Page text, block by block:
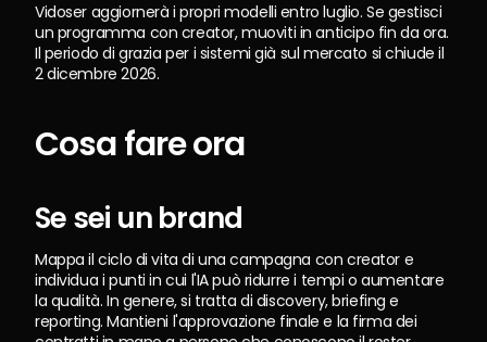
Vidoser aggiornerà i propri modelli entro luglio. Se gestisci
un programma con creator, muoviti in anticipo fin da ora.
Il periodo di grazia per i sistemi già sul mercato si chiude il
2 dicembre 2026.
Cosa fare ora
Se sei un brand
Mappa il ciclo di vita di una campagna con creator e
individua i punti in cui l'IA può ridurre i tempi o aumentare
la qualità. In genere, si tratta di discovery, briefing e
reporting. Mantieni l'approvazione finale e la firma dei